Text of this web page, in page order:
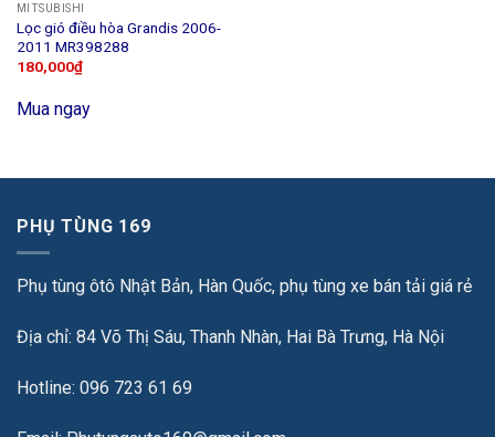
MITSUBISHI
Lọc gió điều hòa Grandis 2006-
2011 MR398288
180,000₫
Mua ngay
PHỤ TÙNG 169
Phụ tùng ôtô Nhật Bản, Hàn Quốc, phụ tùng xe bán tải giá rẻ
Địa chỉ: 84 Võ Thị Sáu, Thanh Nhàn, Hai Bà Trưng, Hà Nội
Hotline: 096 723 61 69